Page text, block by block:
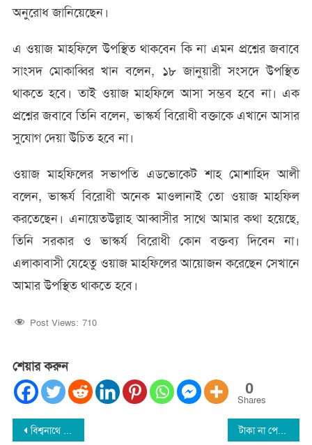
অনুরোধ জানিয়েছেন।
এ ওয়াজ মাহফিলে উপস্থিত থাকবেন কি না এমন প্রশ্নের জবাবে
সাংসদ মোকাব্বির খান বলেন, ১৮ জানুয়ারী সংসদে উপস্থিত
থাকতে হবে। তাই ওয়াজ মাহফিলে আসা সম্ভব হবে না। এক
প্রশ্নের জবাবে তিনি বলেন, ভাস্কর্য বিরোধী বক্তাকে এখানে আসার
সুযোগ দেয়া উচিত হবে না।
ওয়াজ মাহফিলের সভাপতি এডভোকেট শাহ মোশাহিদ আলী
বলেন, ভাস্কর্য বিরোধী অনেক মাওলানাই তো ওয়াজ মাহফিল
করতেছেন। এনায়েতউল্লাহ আব্বাসীর সাথে আমার কথা হয়েছে,
তিনি সরকার ও ভাস্কর্য বিরোধী কোন বক্তব্য দিবেন না।
এলাকাবাসী যেহেতু ওয়াজ মাহফিলের আয়োজন করেছেন সেখানে
আমার উপস্থিত থাকতে হবে।
Post Views: 710
শেয়ার করুন
0
Shares
Post
বিশ্বনাথে প্রধানমন্ত্রীকে কটুক্তি এখনও কেউ গ্রেফতার হয়নি টাকা না পেয়ে বাড়ি ফেরার পথে গাড়ির সীটেই প্রবাসির মুত্যু